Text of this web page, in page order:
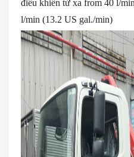
điều khiển từ xa from 40 l/
l/min (13.2 US gal./min)